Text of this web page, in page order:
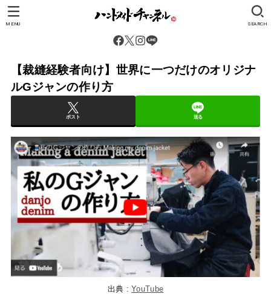
SEARCH
MENU
【裁縫経験者向け】世界に一つだけのオリジナ
ルGジャンの作り方
ポスト 送る
出典 :YouTube